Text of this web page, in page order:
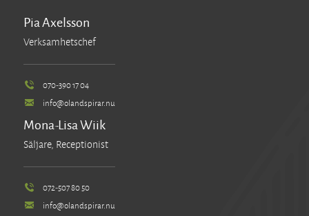
Pia Axelsson
Verksamhetschef
070-390 17 04
info@olandspirar.nu
Mona-Lisa Wiik
Säljare, Receptionist
072-507 80 50
info@olandspirar.nu